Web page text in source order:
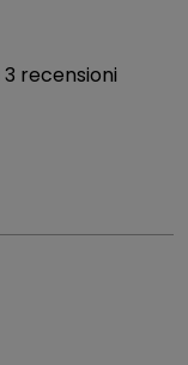
3 recensioni